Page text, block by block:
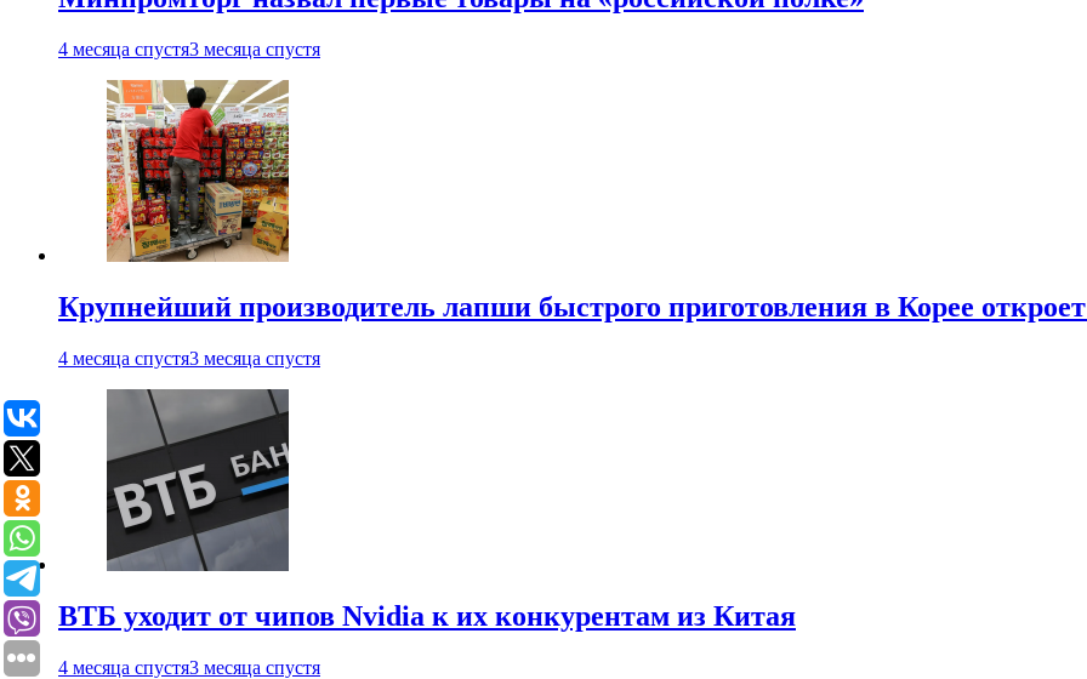
4 месяца спустя3 месяца спустя
Крупнейший производитель лапши быстрого приготовления в Корее
4 месяца спустя3 месяца спустя
ВТБ уходит от чипов Nvidia к их конкурентам из Китая
4 месяца спустя3 месяца спустя